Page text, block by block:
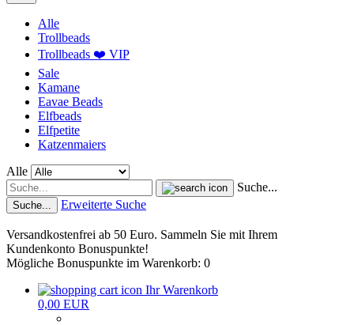
Alle
Trollbeads
Trollbeads ❤️ VIP
Sale
Kamane
Eavae Beads
Elfbeads
Elfpetite
Katzenmaiers
Alle
Suche...
Suche... Erweiterte Suche
Versandkostenfrei ab 50 Euro. Sammeln Sie mit Ihrem
Kundenkonto Bonuspunkte!
Mögliche Bonuspunkte im Warenkorb: 0
Ihr Warenkorb
0,00 EUR